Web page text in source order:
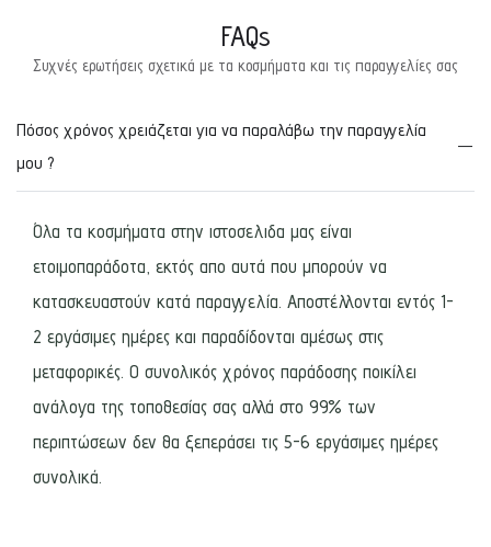
FAQs
Συχνές ερωτήσεις σχετικά με τα κοσμήματα και τις παραγγελίες σας
Πόσος χρόνος χρειάζεται για να παραλάβω την παραγγελία
μου ?
Όλα τα κοσμήματα στην ιστοσελιδα μας είναι
ετοιμοπαράδοτα, εκτός απο αυτά που μπορούν να
κατασκευαστούν κατά παραγγελία. Αποστέλλονται εντός 1-
2 εργάσιμες ημέρες και παραδίδονται αμέσως στις
μεταφορικές. Ο συνολικός χρόνος παράδοσης ποικίλει
ανάλογα της τοποθεσίας σας αλλά στο 99% των
περιπτώσεων δεν θα ξεπεράσει τις 5-6 εργάσιμες ημέρες
συνολικά.